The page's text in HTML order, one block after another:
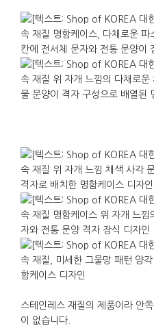
스테인레스 재질의 제품이라 안
이 없습니다.